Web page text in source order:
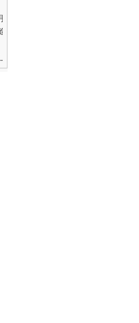
日正式发行
业的崛起
链与机构入场